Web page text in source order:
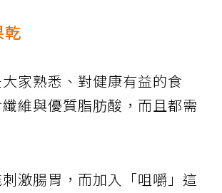
家熟悉、對健康有益的食
維與優質脂肪酸，而且都需
激腸胃，而加入「咀嚼」這